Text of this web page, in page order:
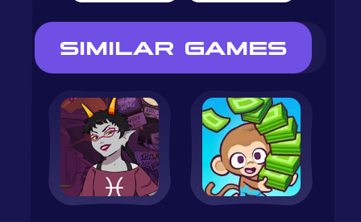
SIMILAR GAMES